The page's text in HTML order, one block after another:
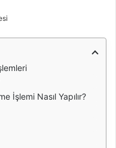
İşlemi Nasıl Yapılır?